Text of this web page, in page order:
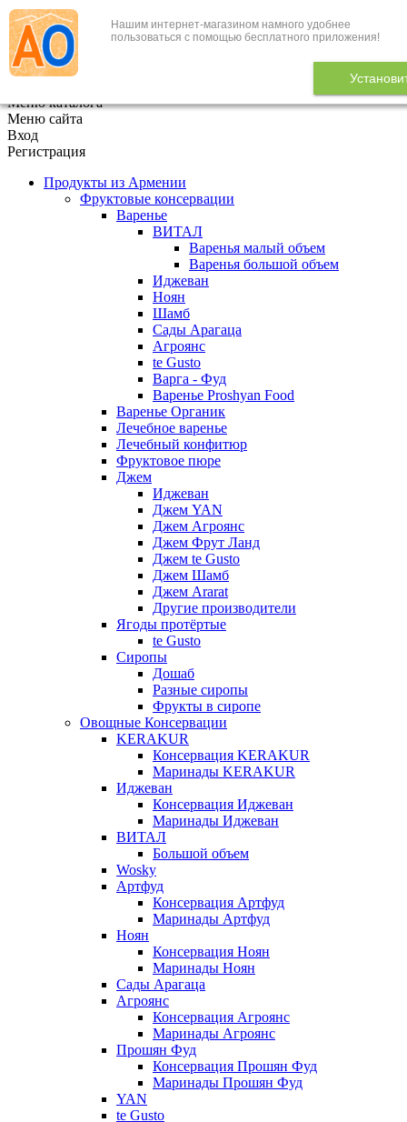
Нашим интернет-магазином намного удобнее
пользоваться с помощью бесплатного приложения!
+7 (495) 646-888-1
В корзине 0
Меню каталога
Меню сайта
Вход
Регистрация
Продукты из Армении
Фруктовые консервации
Варенье
ВИТАЛ
Варенья малый объем
Варенья большой объем
Иджеван
Ноян
Шамб
Сады Арагаца
Агроянс
te Gusto
Варга - Фуд
Варенье Proshyan Food
Варенье Органик
Лечебное варенье
Лечебный конфитюр
Фруктовое пюре
Джем
Иджеван
Джем YAN
Джем Агроянс
Джем Фрут Ланд
Джем te Gusto
Джем Шамб
Джем Ararat
Другие производители
Ягоды протёртые
te Gusto
Сиропы
Дошаб
Разные сиропы
Фрукты в сиропе
Овощные Консервации
KERAKUR
Консервация KERAKUR
Маринады KERAKUR
Иджеван
Консервация Иджеван
Маринады Иджеван
ВИТАЛ
Большой объем
Wosky
Артфуд
Консервация Артфуд
Маринады Артфуд
Ноян
Консервация Ноян
Маринады Ноян
Сады Арагаца
Агроянс
Консервация Агроянс
Маринады Агроянс
Прошян Фуд
Консервация Прошян Фуд
Маринады Прошян Фуд
YAN
te Gusto